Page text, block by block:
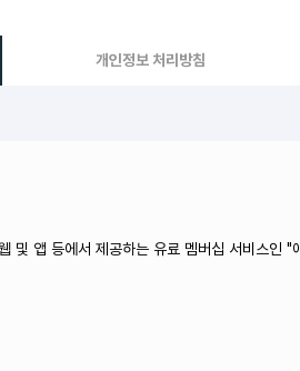
개인정보 처리방침
앱 등에서 제공하는 유료 멤버십 서비스인